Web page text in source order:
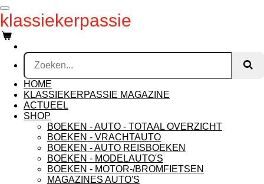
Ga
direct
naar
de
hoofdinhoud
klassiekerpassie
HOME
KLASSIEKERPASSIE MAGAZINE
ACTUEEL
SHOP
BOEKEN - AUTO - TOTAAL OVERZICHT
BOEKEN - VRACHTAUTO
BOEKEN - AUTO REISBOEKEN
BOEKEN - MODELAUTO'S
BOEKEN - MOTOR-/BROMFIETSEN
MAGAZINES AUTO'S